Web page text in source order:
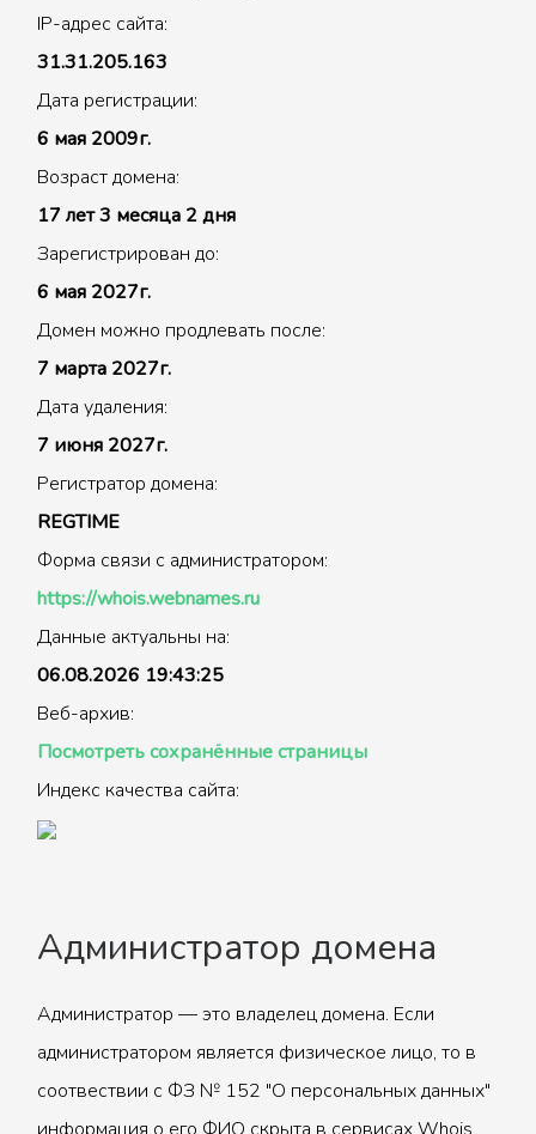
IP-адрес сайта:
31.31.205.163
Дата регистрации:
6 мая 2009г.
Возраст домена:
17 лет 3 месяца 2 дня
Зарегистрирован до:
6 мая 2027г.
Домен можно продлевать после:
7 марта 2027г.
Дата удаления:
7 июня 2027г.
Регистратор домена:
REGTIME
Форма связи с администратором:
https://whois.webnames.ru
Данные актуальны на:
06.08.2026 19:43:25
Веб-архив:
Посмотреть сохранённые страницы
Индекс качества сайта:
Администратор домена
Администратор — это владелец домена. Если
администратором является физическое лицо, то в
соотвествии с ФЗ № 152 "О персональных данных"